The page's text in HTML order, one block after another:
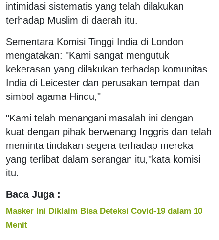
intimidasi sistematis yang telah dilakukan
terhadap Muslim di daerah itu.
Sementara Komisi Tinggi India di London
mengatakan: "Kami sangat mengutuk
kekerasan yang dilakukan terhadap komunitas
India di Leicester dan perusakan tempat dan
simbol agama Hindu,"
"Kami telah menangani masalah ini dengan
kuat dengan pihak berwenang Inggris dan telah
meminta tindakan segera terhadap mereka
yang terlibat dalam serangan itu,"kata komisi
itu.
Baca Juga :
Masker Ini Diklaim Bisa Deteksi Covid-19 dalam 10
Menit